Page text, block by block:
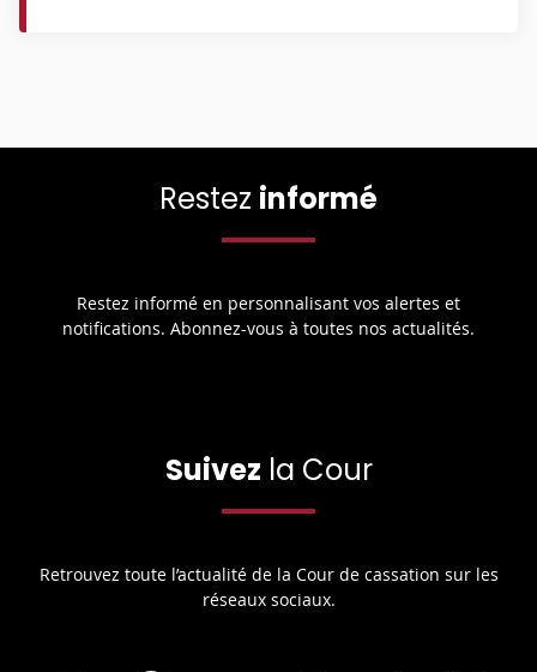
Restez informé
Restez informé en personnalisant vos alertes et
notifications. Abonnez-vous à toutes nos actualités.
Suivez la Cour
Retrouvez toute l’actualité de la Cour de cassation sur les
réseaux sociaux.